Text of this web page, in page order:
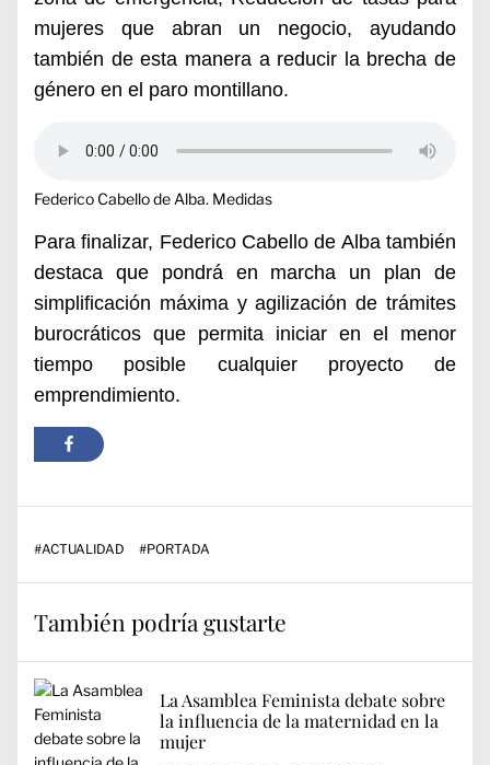
mujeres que abran un negocio, ayudando
también de esta manera a reducir la brecha de
género en el paro montillano.
Federico Cabello de Alba. Medidas
Para finalizar, Federico Cabello de Alba también
destaca que pondrá en marcha un plan de
simplificación máxima y agilización de trámites
burocráticos que permita iniciar en el menor
tiempo posible cualquier proyecto de
emprendimiento.
#ACTUALIDAD #PORTADA
También podría gustarte
La Asamblea Feminista debate sobre
la influencia de la maternidad en la
mujer